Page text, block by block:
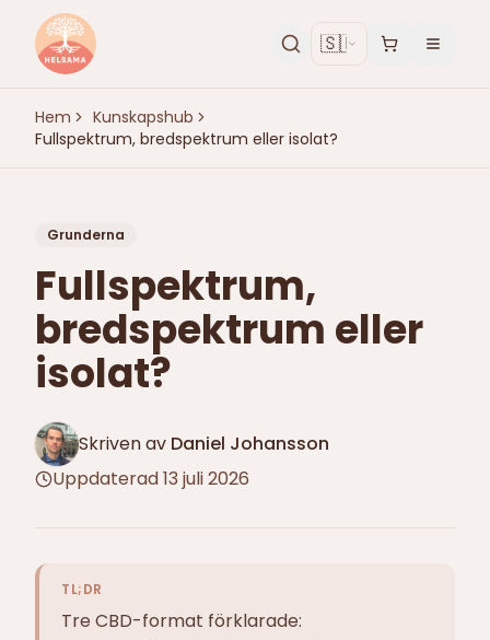
🇸🇪
Hem
Kunskapshub
Fullspektrum, bredspektrum eller isolat?
Grunderna
Fullspektrum,
bredspektrum eller
isolat?
Skriven av Daniel Johansson
Uppdaterad13 juli 2026
TL;DR
Tre CBD-format förklarade: